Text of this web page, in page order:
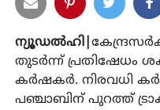
ന്യൂഡല്‍ഹി|
തുടര്‍ന്ന് പ്രതിഷേധം
കര്‍ഷകര്‍. നിരവധി
പഞ്ചാബിന് പുറത്ത്